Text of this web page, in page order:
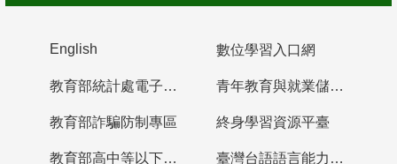
English 數位學習入口網
教育部統計處電子書櫃 青年教育與就業儲蓄帳戶
教育部詐騙防制專區 終身學習資源平臺
教育部高中等以下學校及幼兒園教師資格檢定考試 臺灣台語語言能力認證網站